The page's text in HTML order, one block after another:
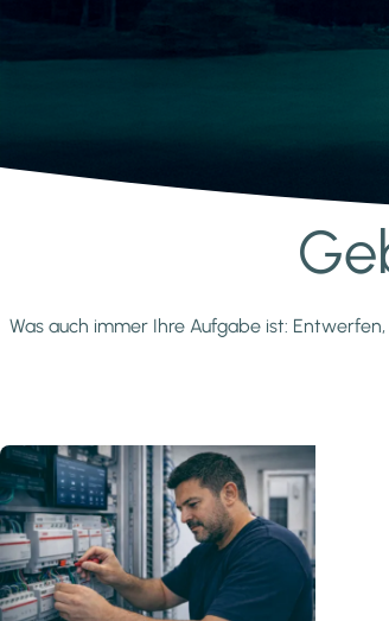
Was auch immer Ihre Aufgabe ist: